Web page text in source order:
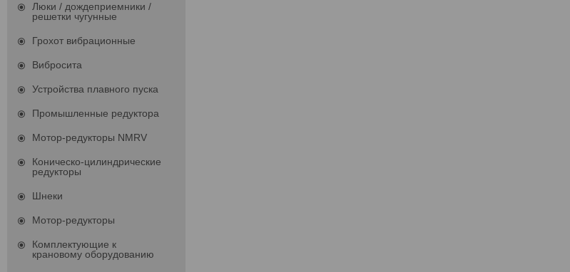
Люки / дождеприемники /
решетки чугунные
Грохот вибрационные
Вибросита
Устройства плавного пуска
Промышленные редуктора
Мотор-редукторы NMRV
Коническо-цилиндрические
редукторы
Шнеки
Мотор-редукторы
Комплектующие к
крановому оборудованию